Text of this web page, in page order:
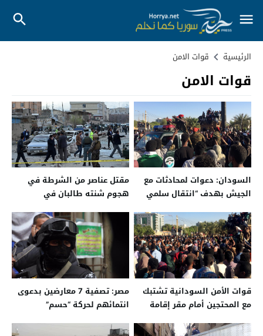
الرئيسية قوات الامن
قوات الامن
السودان: دعوات لمحادثات مع
الجيش بهدف “انتقال سلمي
مقتل عناصر من الشرطة في
هجوم شنته طالبان في
قوات الأمن السودانية تشتبك
مع المحتجين أمام مقر إقامة
مصر: تصفية 7 معارضين بدعوى
انتمائهم لحركة “حسم”